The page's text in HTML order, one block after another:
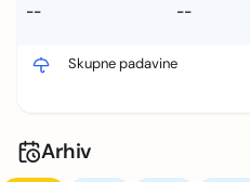
--
--
Skupne padavine
Arhiv